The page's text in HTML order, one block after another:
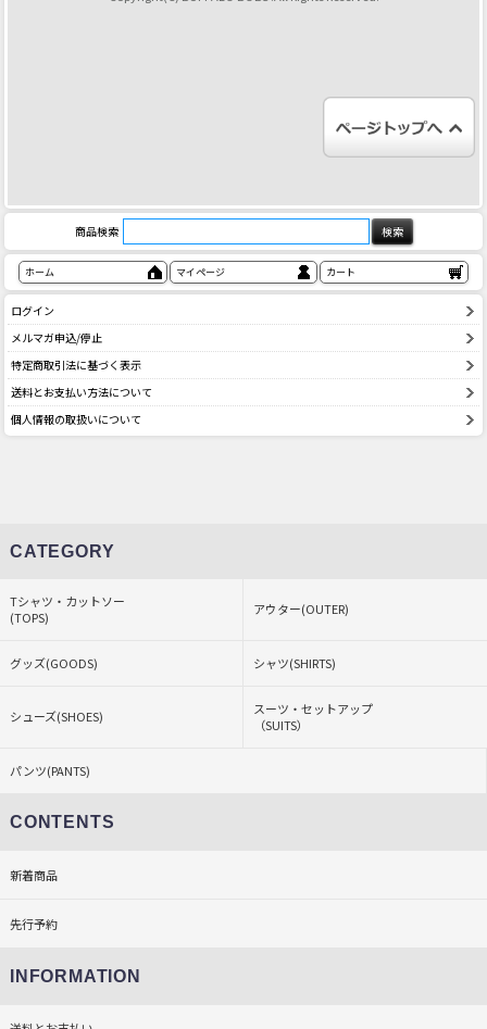
商品検索
ホーム マイページ カート
ログイン
メルマガ申込/停止
特定商取引法に基づく表示
送料とお支払い方法について
個人情報の取扱いについて
CATEGORY
Tシャツ・カットソー
(TOPS)
アウター(OUTER)
グッズ(GOODS) シャツ(SHIRTS)
シューズ(SHOES)
スーツ・セットアップ
（SUITS）
パンツ(PANTS)
CONTENTS
新着商品
先行予約
INFORMATION